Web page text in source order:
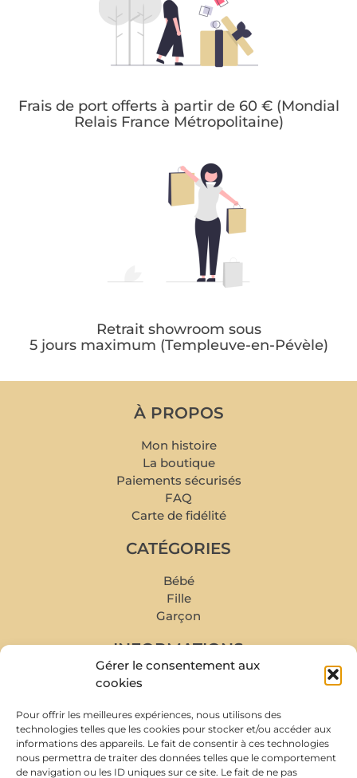
Gérer le consentement aux
cookies
Pour offrir les meilleures expériences, nous utilisons des
technologies telles que les cookies pour stocker et/ou accéder aux
informations des appareils. Le fait de consentir à ces technologies
nous permettra de traiter des données telles que le comportement
de navigation ou les ID uniques sur ce site. Le fait de ne pas
Frais de port offerts à partir de 60 € (Mondial
Relais France Métropolitaine)
Retrait showroom sous
5 jours maximum (Templeuve-en-Pévèle)
À PROPOS
Mon histoire
La boutique
Paiements sécurisés
FAQ
Carte de fidélité
CATÉGORIES
Bébé
Fille
Garçon
INFORMATIONS
Mon compte
Livraison et retour
Prise de rendez-vous
Conditions de rachat